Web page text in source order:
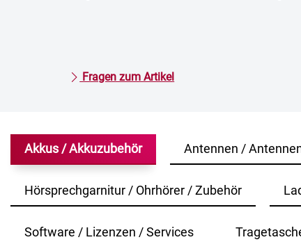
Fragen zum Artikel
Akkus / Akkuzubehör Antennen /
Hörsprechgarnitur / Ohrhörer / Zubehör
Software / Lizenzen / Services